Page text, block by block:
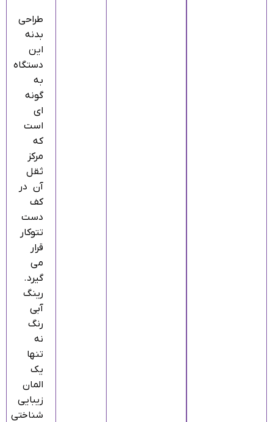
طراحی
بدنه
این
دستگاه
به
گونه‌
ای
است
که
مرکز
ثقل
آن در
کف
دست
تتوکار
قرار
می‌
گیرد.
رینگ
آبی
رنگ
نه
تنها
یک
المان
زیبایی‌
شناختی